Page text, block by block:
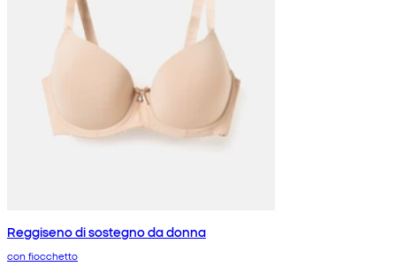
Reggiseno di sostegno da donna
con fiocchetto